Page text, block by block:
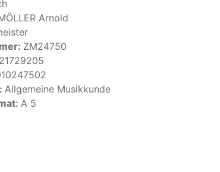
Arnold
ZM24750
Allgemeine Musikkunde
A 5